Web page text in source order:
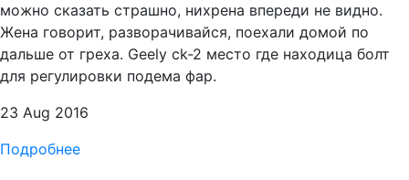
можно сказать страшно, нихрена впереди не видно.
Жена говорит, разворачивайся, поехали домой по
дальше от греха. Geely ck-2 место где находица болт
для регулировки подема фар.
23 Aug 2016
Подробнее